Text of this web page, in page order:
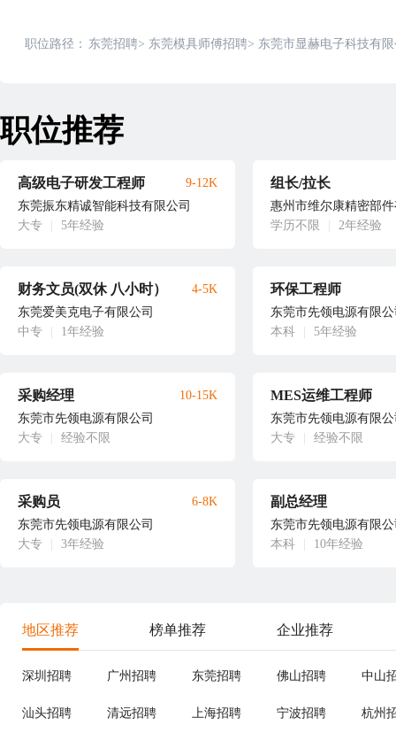
职位路径： 东莞招聘> 东莞模具师傅招聘> 东莞市显赫电子科技有
职位推荐
高级电子研发工程师
东莞振东精诚智能科技有限公司
大专
5年经验
9-12K 组长/拉长
惠州市维尔康精密部
学历不限
2年经验
财务文员(双休 八小时）
东莞爱美克电子有限公司
中专
1年经验
4-5K 环保工程师
东莞市先领电源有限
本科
5年经验
采购经理
东莞市先领电源有限公司
大专
经验不限
10-15K MES运维工程师
东莞市先领电源有限
大专
经验不限
采购员
东莞市先领电源有限公司
大专
3年经验
6-8K 副总经理
东莞市先领电源有限
本科
10年经验
地区推荐 榜单推荐 企业推荐
深圳招聘 广州招聘 东莞招聘 佛山招聘 中山
汕头招聘 清远招聘 上海招聘 宁波招聘 杭州